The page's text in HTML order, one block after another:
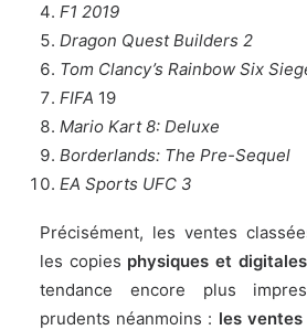
F1 2019
Dragon Quest Builders 2
Tom Clancy’s Rainbow Six
FIFA 19
Mario Kart 8: Deluxe
Borderlands: The Pre-Sequel
EA Sports UFC 3
Précisément, les ventes
les copies physiques et digitales
tendance encore plus
prudents néanmoins : les